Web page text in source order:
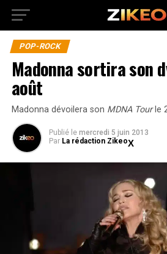
POP-ROCK
Madonna sortira son
août
Madonna dévoilera son MDNA Tourle
Publié le mercredi 5 juin 2013
Par La rédaction Zikeo